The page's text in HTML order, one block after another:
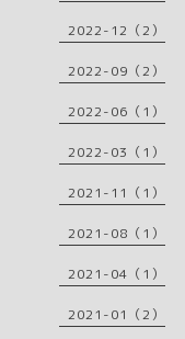
2022-12（2）
2022-09（2）
2022-06（1）
2022-03（1）
2021-11（1）
2021-08（1）
2021-04（1）
2021-01（2）